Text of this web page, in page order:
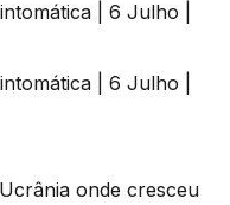
onde cresceu